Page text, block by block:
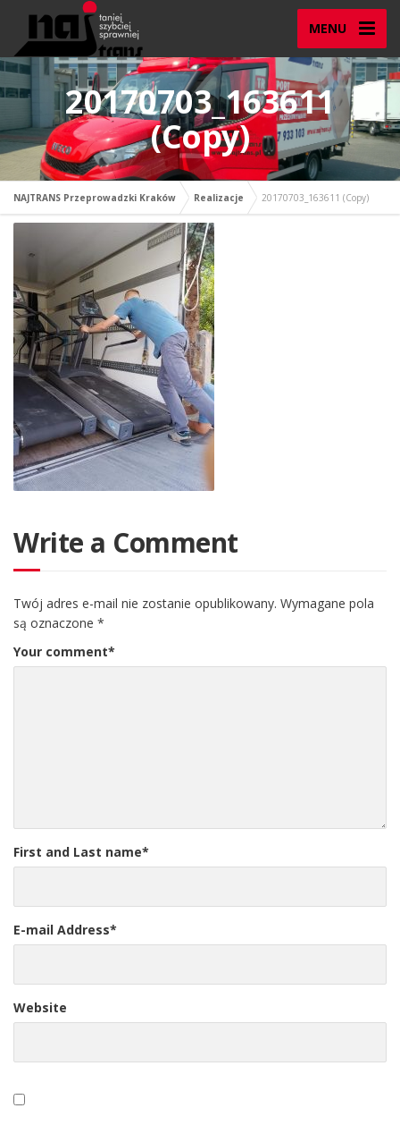
MENU
20170703_163611
(Copy)
NAJTRANS Przeprowadzki Kraków Realizacje 20170703_163611 (Copy)
Write a Comment
Twój adres e-mail nie zostanie opublikowany. Wymagane pola
są oznaczone *
Your comment*
First and Last name*
E-mail Address*
Website